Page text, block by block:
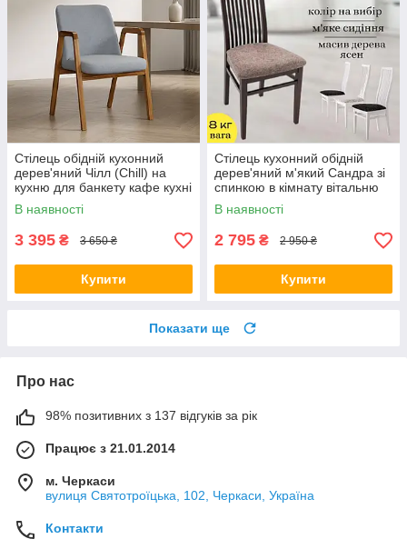
Стілець обідній кухонний
дерев'яний Чілл (Chill) на
кухню для банкету кафе кухні
м'які стільці для кухні різні
кольори
В наявності
3 395 ₴ 3 650 ₴
Купити
Стілець кухонний обідній
дерев'яний м'який Сандра зі
спинкою в кімнату вітальню
спальню на кухню стільці для
офісу різні кольори
В наявності
2 795 ₴ 2 950 ₴
Купити
Показати ще
Про нас
98% позитивних з 137 відгуків за рік
Працює з 21.01.2014
м. Черкаси
вулиця Святотроїцька, 102, Черкаси, Україна
Контакти